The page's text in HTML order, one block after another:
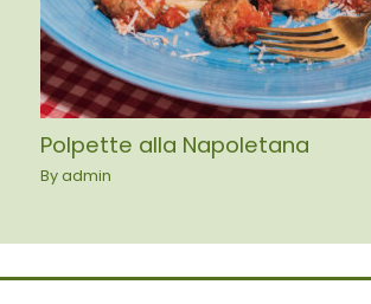
Polpette alla Napoletana
Byadmin